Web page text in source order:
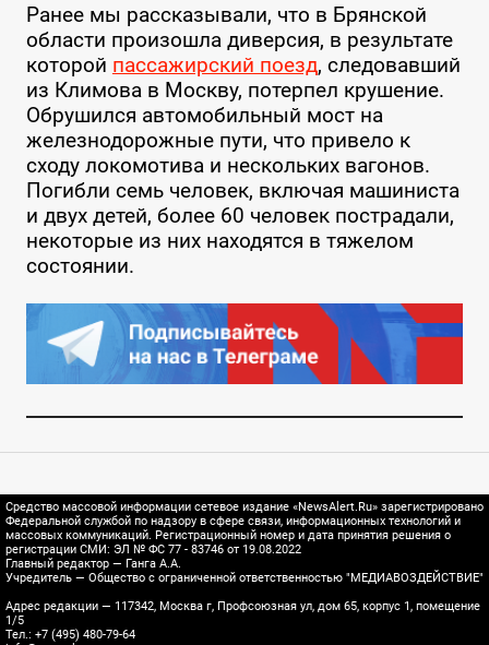
Ранее мы рассказывали, что в Брянской
области произошла диверсия, в результате
которой пассажирский поезд, следовавший
из Климова в Москву, потерпел крушение.
Обрушился автомобильный мост на
железнодорожные пути, что привело к
сходу локомотива и нескольких вагонов.
Погибли семь человек, включая машиниста
и двух детей, более 60 человек пострадали,
некоторые из них находятся в тяжелом
состоянии.
Средство массовой информации сетевое издание «NewsAlert.Ru» зарегистрировано
Федеральной службой по надзору в сфере связи, информационных технологий и
массовых коммуникаций. Регистрационный номер и дата принятия решения о
регистрации СМИ: ЭЛ № ФС 77 - 83746 от 19.08.2022
Главный редактор — Ганга А.А.
Учредитель — Общество с ограниченной ответственностью "МЕДИАВОЗДЕЙСТВИЕ"
Адрес редакции — 117342, Москва г, Профсоюзная ул, дом 65, корпус 1, помещение
1/5
Тел.: +7 (495) 480-79-64